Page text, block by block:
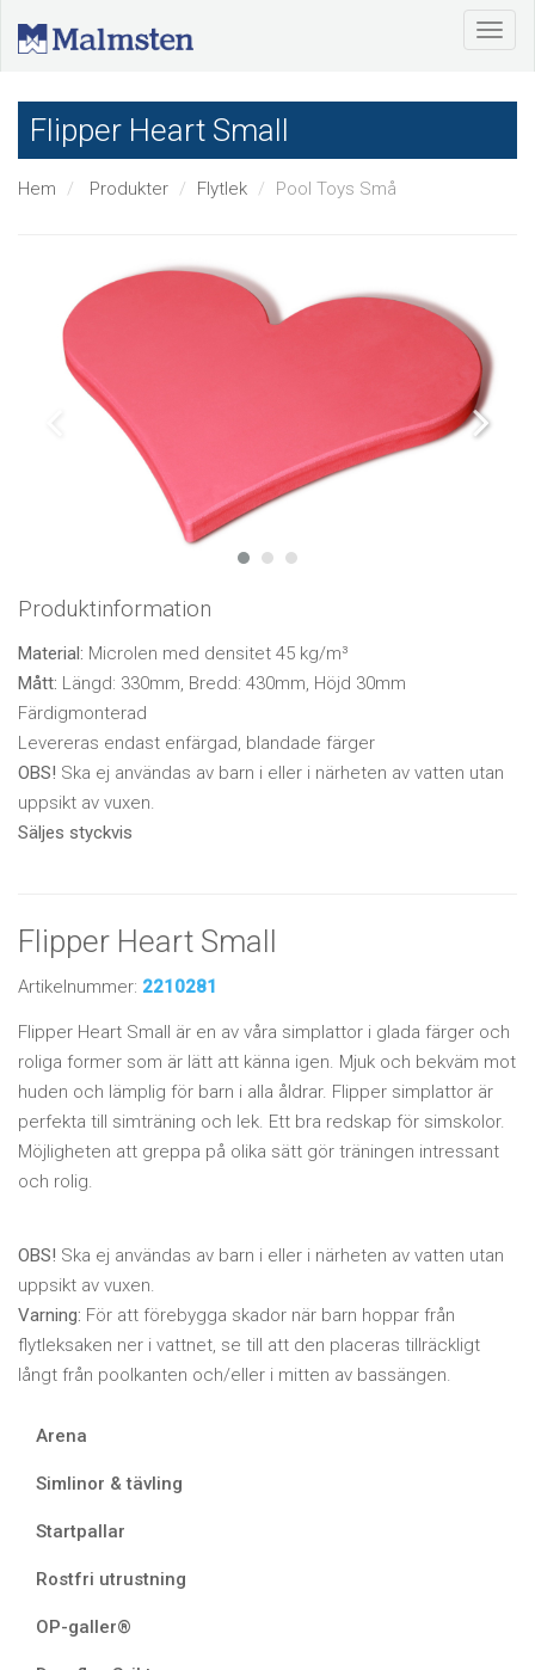
Flipper Heart Small
Hem Produkter Flytlek Pool Toys Små
Produktinformation
Material: Microlen med densitet 45 kg/m³
Mått: Längd: 330mm, Bredd: 430mm, Höjd 30mm
Färdigmonterad
Levereras endast enfärgad, blandade färger
OBS! Ska ej användas av barn i eller i närheten av vatten utan
uppsikt av vuxen.
Säljes styckvis
Flipper Heart Small
Artikelnummer: 2210281
Flipper Heart Small är en av våra simplattor i glada färger och
roliga former som är lätt att känna igen. Mjuk och bekväm mot
huden och lämplig för barn i alla åldrar. Flipper simplattor är
perfekta till simträning och lek. Ett bra redskap för simskolor.
Möjligheten att greppa på olika sätt gör träningen intressant
och rolig.
OBS! Ska ej användas av barn i eller i närheten av vatten utan
uppsikt av vuxen.
Varning: För att förebygga skador när barn hoppar från
flytleksaken ner i vattnet, se till att den placeras tillräckligt
långt från poolkanten och/eller i mitten av bassängen.
Arena
Simlinor & tävling
Startpallar
Rostfri utrustning
OP-galler®